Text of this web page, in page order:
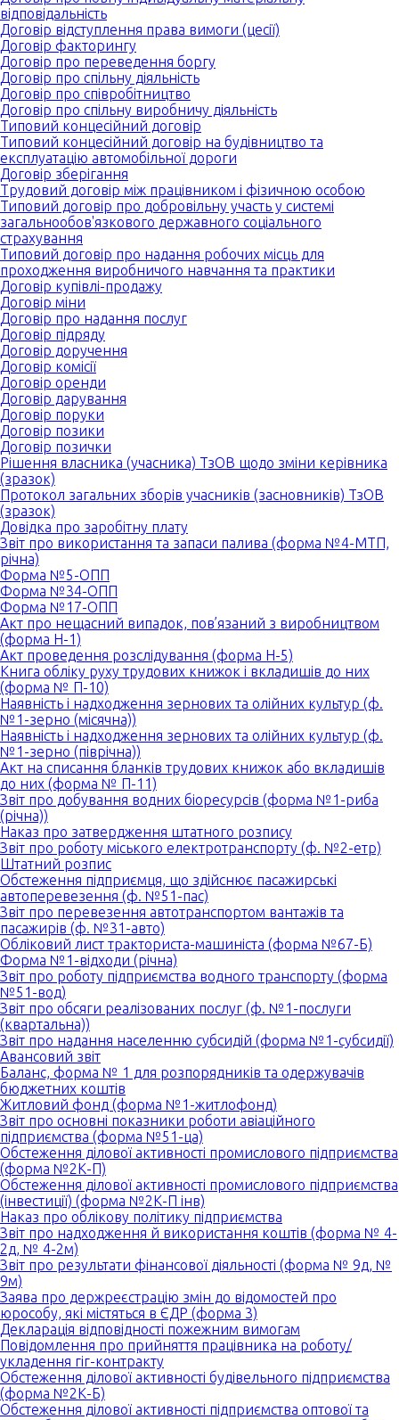
відповідальність
Договір відступлення права вимоги (цесії)
Договір факторингу
Договір про переведення боргу
Договір про спільну діяльність
Договір про співробітництво
Договір про спільну виробничу діяльність
Типовий концесійний договір
Типовий концесійний договір на будівництво та
експлуатацію автомобільної дороги
Договір зберігання
Трудовий договір між працівником і фізичною особою
Типовий договір про добровільну участь у системі
загальнообов'язкового державного соціального
страхування
Типовий договір про надання робочих місць для
проходження виробничого навчання та практики
Договір купівлі-продажу
Договір міни
Договір про надання послуг
Договір підряду
Договір доручення
Договір комісії
Договір оренди
Договір дарування
Договір поруки
Договір позики
Договір позички
Рішення власника (учасника) ТзОВ щодо зміни керівника
(зразок)
Протокол загальних зборів учасників (засновників) ТзОВ
(зразок)
Довідка про заробітну плату
Звіт про використання та запаси палива (форма №4-МТП,
річна)
Форма №5-ОПП
Форма №34-ОПП
Форма №17-ОПП
Акт про нещасний випадок, пов’язаний з виробництвом
(форма Н-1)
Акт проведення розслідування (форма Н-5)
Книга обліку руху трудових книжок і вкладишів до них
(форма № П-10)
Наявність і надходження зернових та олійних культур (ф.
№1-зерно (місячна))
Наявність і надходження зернових та олійних культур (ф.
№1-зерно (піврічна))
Акт на списання бланків трудових книжок або вкладишів
до них (форма № П-11)
Звіт про добування водних біоресурсів (форма №1-риба
(річна))
Наказ про затвердження штатного розпису
Звіт про роботу міського електротранспорту (ф. №2-етр)
Штатний розпис
Обстеження підприємця, що здійснює пасажирські
автоперевезення (ф. №51-пас)
Звіт про перевезення автотранспортом вантажів та
пасажирів (ф. №31-авто)
Обліковий лист тракториста-машиніста (форма №67-Б)
Форма №1-відходи (річна)
Звіт про роботу підприємства водного транспорту (форма
№51-вод)
Звіт про обсяги реалізованих послуг (ф. №1-послуги
(квартальна))
Звіт про надання населенню субсидій (форма №1-субсидії)
Авансовий звіт
Баланс, форма № 1 для розпорядників та одержувачів
бюджетних коштів
Житловий фонд (форма №1-житлофонд)
Звіт про основні показники роботи авіаційного
підприємства (форма №51-ца)
Обстеження ділової активності промислового підприємства
(форма №2К-П)
Обстеження ділової активності промислового підприємства
(інвестиції) (форма №2К-П інв)
Наказ про облікову політику підприємства
Звіт про надходження й використання коштів (форма № 4-
2д, № 4-2м)
Звіт про результати фінансової діяльності (форма № 9д, №
9м)
Заява про держреєстрацію змін до відомостей про
юрособу, які містяться в ЄДР (форма 3)
Декларація відповідності пожежним вимогам
Повідомлення про прийняття працівника на роботу/
укладення гіг-контракту
Обстеження ділової активності будівельного підприємства
(форма №2К-Б)
Обстеження ділової активності підприємства оптової та